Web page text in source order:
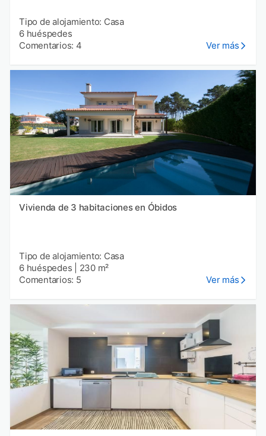
Tipo de alojamiento: Casa
6 huéspedes
Comentarios: 4
Ver más
Vivienda de 3 habitaciones en Óbidos
Tipo de alojamiento: Casa
6 huéspedes
230 m²
Comentarios: 5
Ver más